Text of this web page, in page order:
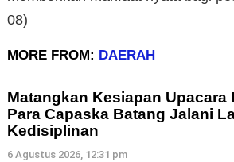
08)
MORE FROM: DAERAH
Matangkan Kesiapan Upacara
Para Capaska Batang Jalani
Kedisiplinan
6 Agustus 2026, 12:31 pm